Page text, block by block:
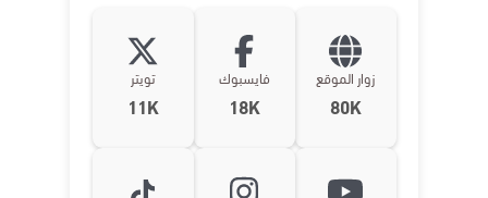
زوار الموقع
80K
فايسبوك
18K
تويتر
11K